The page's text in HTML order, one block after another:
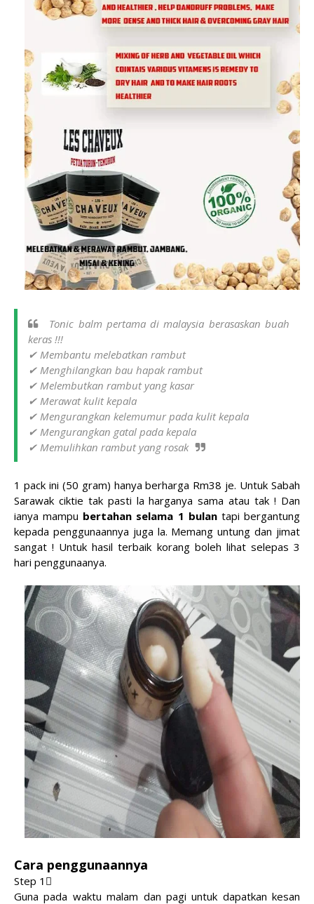
Tonic balm pertama di malaysia berasaskan buah
keras !!!
✔ Membantu melebatkan rambut
✔ Menghilangkan bau hapak rambut
✔ Melembutkan rambut yang kasar
✔ Merawat kulit kepala
✔ Mengurangkan kelemumur pada kulit kepala
✔ Mengurangkan gatal pada kepala
✔ Memulihkan rambut yang rosak
1 pack ini (50 gram) hanya berharga Rm38 je. Untuk Sabah
Sarawak ciktie tak pasti la harganya sama atau tak ! Dan
ianya mampu bertahan selama 1 bulantapi bergantung
kepada penggunaannya juga la. Memang untung dan jimat
sangat ! Untuk hasil terbaik korang boleh lihat selepas 3
hari penggunaanya.
Cara penggunaannya
Step 1⃣
Guna pada waktu malam dan pagi untuk dapatkan kesan